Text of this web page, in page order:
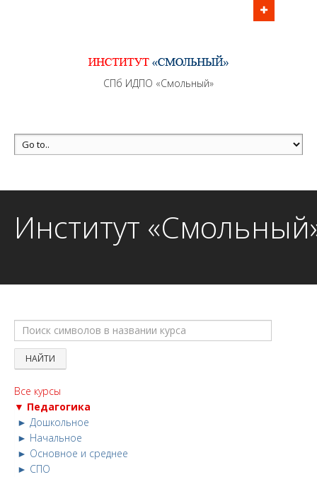
перерывов в рабочие дни с 9:00 до 21:00 МСК
MAX +7 (981) 190-30-30
mail@institutsmolnyj.ru
СПб ИДПО «Смольный»
Институт
Все курсы
▼ Педагогика
► Дошкольное
► Начальное
► Основное и среднее
► СПО